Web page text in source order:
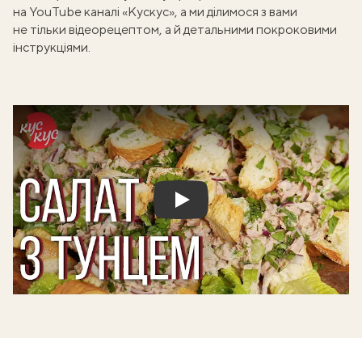
на YouTube каналі «Кускус», а ми ділимося з вами
не тільки відеорецептом, а й детальними покроковими
інструкціями.
Play